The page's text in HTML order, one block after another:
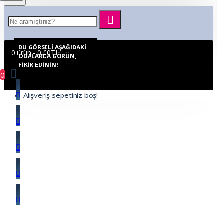
0 ürün - 0,00TL
0
Alışveriş sepetiniz boş!
BU GÖRSELI AŞAĞIDAKI
ODALARDA GÖRÜN,
FIKIR EDININ!